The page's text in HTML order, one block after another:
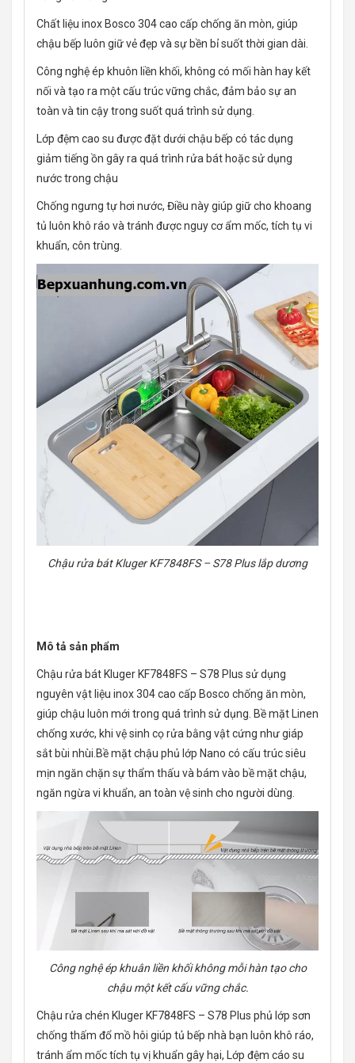
Chất liệu inox Bosco 304 cao cấp chống ăn mòn, giúp
chậu bếp luôn giữ vẻ đẹp và sự bền bỉ suốt thời gian dài.
Công nghệ ép khuôn liền khối, không có mối hàn hay kết
nối và tạo ra một cấu trúc vững chắc, đảm bảo sự an
toàn và tin cậy trong suốt quá trình sử dụng.
Lớp đệm cao su được đặt dưới chậu bếp có tác dụng
giảm tiếng ồn gây ra quá trình rửa bát hoặc sử dụng
nước trong chậu
Chống ngưng tự hơi nước, Điều này giúp giữ cho khoang
tủ luôn khô ráo và tránh được nguy cơ ẩm mốc, tích tụ vi
khuẩn, côn trùng.
Chậu rửa bát Kluger KF7848FS – S78 Plus lắp dương
Mô tả sản phẩm
Chậu rửa bát Kluger KF7848FS – S78 Plus sử dụng
nguyên vật liệu inox 304 cao cấp Bosco chống ăn mòn,
giúp chậu luôn mới trong quá trình sử dụng. Bề mặt Linen
chống xước, khi vệ sinh cọ rửa bằng vật cứng như giáp
sắt bùi nhùi.Bề mặt chậu phủ lớp Nano có cấu trúc siêu
mịn ngăn chặn sự thẩm thấu và bám vào bề mặt chậu,
ngăn ngừa vi khuẩn, an toàn vệ sinh cho người dùng.
Công nghệ ép khuân liền khối không mỗi hàn tạo cho
chậu một kết cấu vững chắc.
Chậu rửa chén Kluger KF7848FS – S78 Plus phủ lớp sơn
chống thấm đổ mồ hôi giúp tủ bếp nhà bạn luôn khô ráo,
tránh ẩm mốc tích tụ vị khuẩn gây hại, Lớp đệm cáo su